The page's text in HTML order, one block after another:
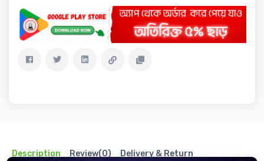
Description Review(0) Delivery & Return